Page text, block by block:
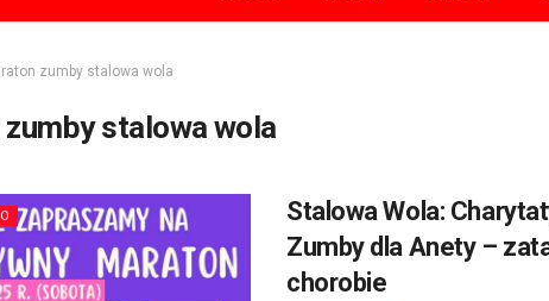
zumby stalowa wola
stalowa wola
Stalowa Wola:
Zumby dla Anety –
chorobie